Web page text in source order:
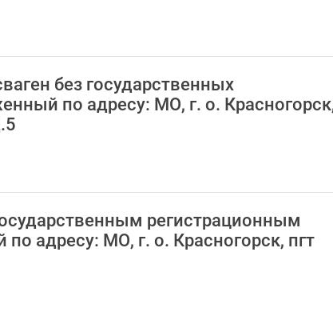
без государственных
по адресу: МО, г. о.
регистрационным
адресу: МО, г. о. Красногорск, пгт